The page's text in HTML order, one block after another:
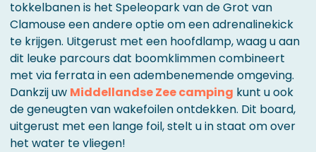
tokkelbanen is het Speleopark van de Grot van
Clamouse een andere optie om een adrenalinekick
te krijgen. Uitgerust met een hoofdlamp, waag u aan
dit leuke parcours dat boomklimmen combineert
met via ferrata in een adembenemende omgeving.
Dankzij uw Middellandse Zee camping kunt u ook
de geneugten van wakefoilen ontdekken. Dit board,
uitgerust met een lange foil, stelt u in staat om over
het water te vliegen!